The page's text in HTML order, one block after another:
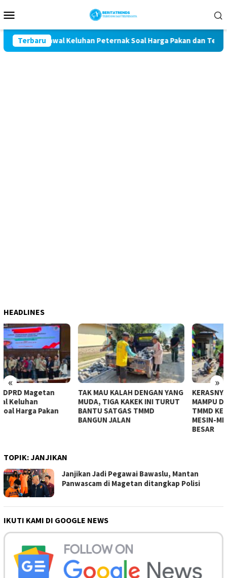
ke
Mobile
Terbaru
Komit Kawal Keluhan Peternak Soal Harga Pakan dan Telur
HEADLINES
« »
TAK MAU KALAH DENGAN YANG
MUDA, TIGA KAKEK INI TURUT
BANTU SATGAS TMMD
KERASNYA BAHU JALAN TAK
MAMPU DITEMBUS, SATGAS
TMMD KE-129 KERAHKAN
MESIN-MESIN BOR BERUKURAN
TOPIK:JANJIKAN
Janjikan Jadi Pegawai Bawaslu, Mantan
Panwascam di Magetan ditangkap Polisi
IKUTI KAMI DI GOOGLE NEWS